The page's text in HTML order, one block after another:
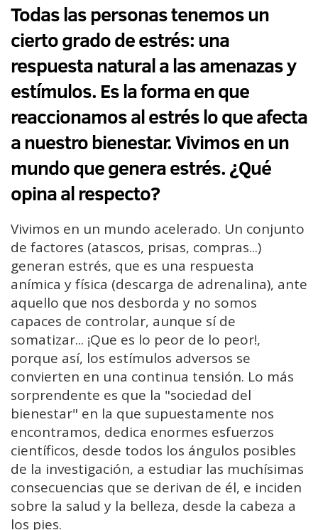
Todas las personas tenemos un
cierto grado de estrés: una
respuesta natural a las amenazas y
estímulos. Es la forma en que
reaccionamos al estrés lo que afecta
a nuestro bienestar. Vivimos en un
mundo que genera estrés. ¿Qué
opina al respecto?
Vivimos en un mundo acelerado. Un conjunto
de factores (atascos, prisas, compras...)
generan estrés, que es una respuesta
anímica y física (descarga de adrenalina), ante
aquello que nos desborda y no somos
capaces de controlar, aunque sí de
somatizar... ¡Que es lo peor de lo peor!,
porque así, los estímulos adversos se
convierten en una continua tensión. Lo más
sorprendente es que la "sociedad del
bienestar" en la que supuestamente nos
encontramos, dedica enormes esfuerzos
científicos, desde todos los ángulos posibles
de la investigación, a estudiar las muchísimas
consecuencias que se derivan de él, e inciden
sobre la salud y la belleza, desde la cabeza a
los pies.